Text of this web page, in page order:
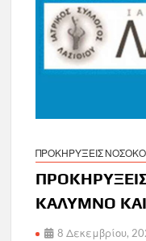
ΠΡΟΚΗΡΥΞΕΙΣ
ΚΑΛΥΜΝΟ
8 Δεκεμβρίου,